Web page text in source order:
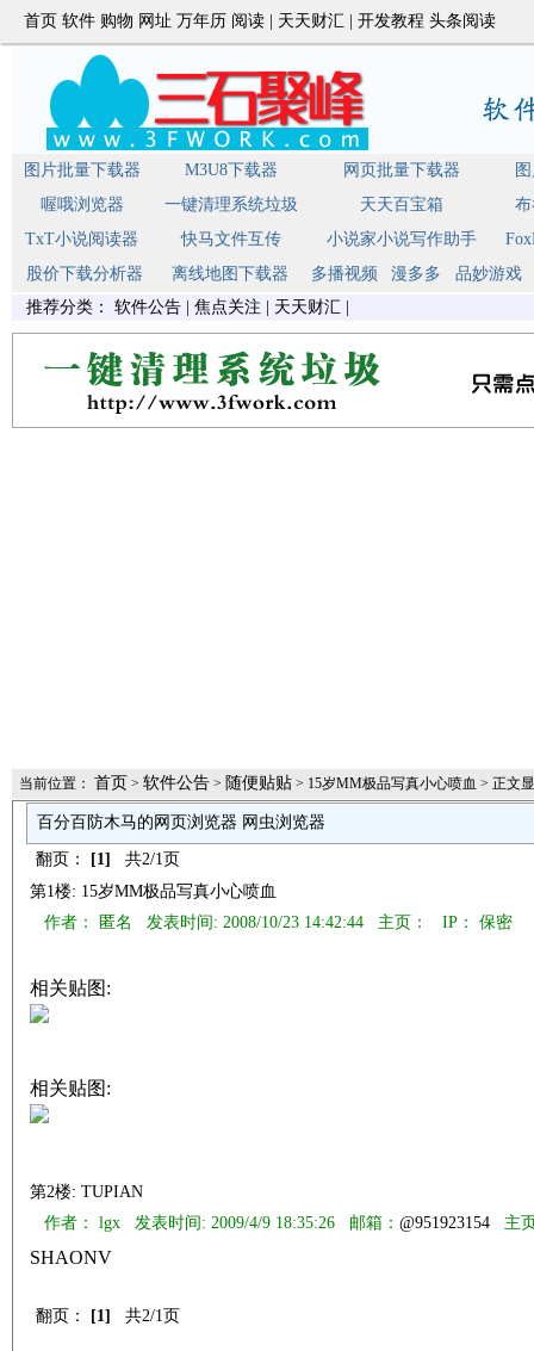
首页 软件 购物 网址 万年历 阅读 天天财汇 开发教程 头条阅读
图片批量下载器 M3U8下载器 网页批量下载器
喔哦浏览器
一键清理系统垃圾 天天百宝箱
TxT小说阅读器
快马文件互传 小说家小说写作助手
股价下载分析器
离线地图下载器 多播视频 漫多多
品妙游戏
推荐分类： 软件公告 焦点关注 天天财汇
当前位置： 首页 > 软件公告 > 随便贴贴 > 15岁MM极品写真小心喷血 > 正文
百分百防木马的网页浏览器 网虫浏览器
翻页： [1]
共2/1页
第1楼: 15岁MM极品写真小心喷血
作者： 匿名 发表时间: 2008/10/23 14:42:44 主页：
IP： 保密
相关贴图:
相关贴图:
第2楼: TUPIAN
作者： lgx 发表时间: 2009/4/9 18:35:26 邮箱： @951923154 主
SHAONV
翻页： [1] 共2/1页